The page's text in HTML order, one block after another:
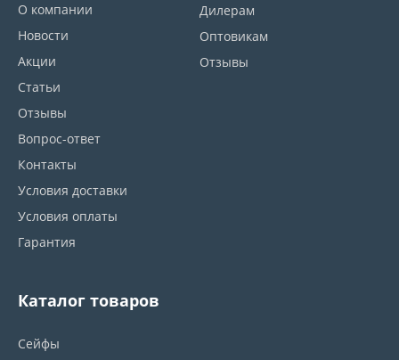
О компании
Новости
Акции
Статьи
Отзывы
Вопрос-ответ
Контакты
Условия доставки
Условия оплаты
Гарантия
Дилерам
Оптовикам
Отзывы
Каталог товаров
Сейфы